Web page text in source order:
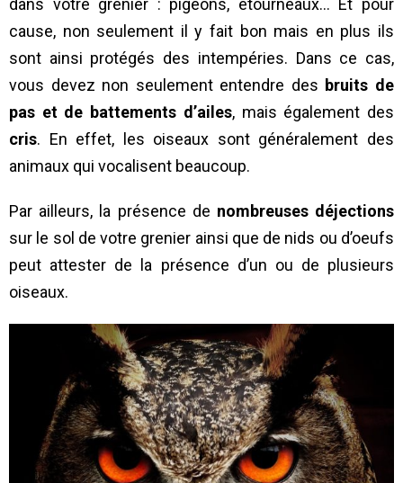
dans votre grenier : pigeons, étourneaux… Et pour
cause, non seulement il y fait bon mais en plus ils
sont ainsi protégés des intempéries. Dans ce cas,
vous devez non seulement entendre des bruits de
pas et de battements d’ailes, mais également des
cris. En effet, les oiseaux sont généralement des
animaux qui vocalisent beaucoup.
Par ailleurs, la présence de nombreuses déjections
sur le sol de votre grenier ainsi que de nids ou d’oeufs
peut attester de la présence d’un ou de plusieurs
oiseaux.